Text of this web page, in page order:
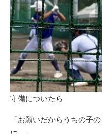
守備についたら
「お願いだからうちの子